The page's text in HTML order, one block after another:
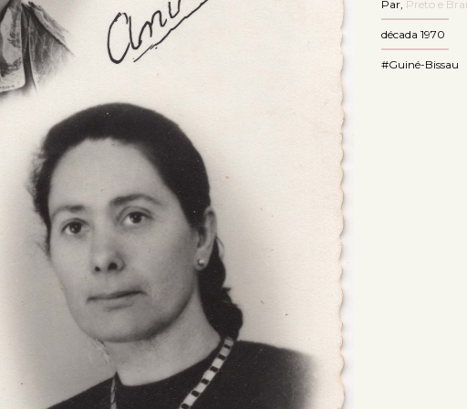
Par, Preto e
década 1970
#Guiné-Bissau